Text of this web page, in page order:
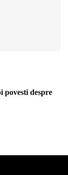
povesti despre